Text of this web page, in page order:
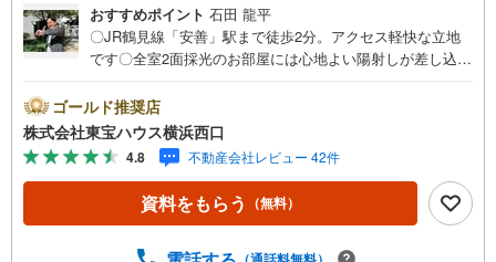
おすすめポイント 石田 龍平
〇JR鶴見線「安善」駅まで徒歩2分。アクセス軽快な立地
です〇全室2面採光のお部屋には心地よい陽射しが差し込み
らしやすい住空間ーーーーYahoo！ 不動産キャンペーン対
象店舗ーーーー当店で物件を成約するとPayPayボーナスラ
イトがもらえる「Yahoo！ 不動産 物件ご成約キャンペー
ン」の対象になります。「資料をもらう」「見学予約をす
る」ボタンからお問い合わせください。※必ずYahoo！ JAP
AN IDでログインしてください。※PayPayボーナスライト
す。ーーーーーーーーーーーーーーーーーーーーーーーー
ゴールド推奨店
株式会社東宝ハウス横浜西口
4.8 不動産会社レビュー 42件
資料をもらう （無料）